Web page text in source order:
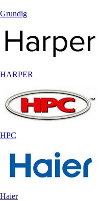
Grundig
HARPER
HPC
Haier